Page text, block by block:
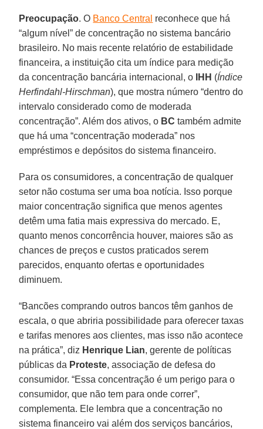
Preocupação. O Banco Central reconhece que há
“algum nível” de concentração no sistema bancário
brasileiro. No mais recente relatório de estabilidade
financeira, a instituição cita um índice para medição
da concentração bancária internacional, o
IHH (Índice
Herfindahl-Hirschman), que mostra número “dentro do
intervalo considerado como de moderada
concentração”. Além dos ativos, o BC também admite
que há uma “concentração moderada” nos
empréstimos e depósitos do sistema financeiro.
Para os consumidores, a concentração de qualquer
setor não costuma ser uma boa notícia. Isso porque
maior concentração significa que menos agentes
detêm uma fatia mais expressiva do mercado. E,
quanto menos concorrência houver, maiores são as
chances de preços e custos praticados serem
parecidos, enquanto ofertas e oportunidades
diminuem.
“Bancões comprando outros bancos têm ganhos de
escala, o que abriria possibilidade para oferecer taxas
e tarifas menores aos clientes, mas isso não acontece
na prática”, diz Henrique Lian, gerente de políticas
públicas da Proteste, associação de defesa do
consumidor. “Essa concentração é um perigo para o
consumidor, que não tem para onde correr”,
complementa. Ele lembra que a concentração no
sistema financeiro vai além dos serviços bancários,